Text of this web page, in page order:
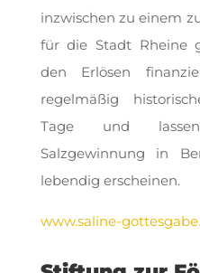
inzwischen zu einem
für die Stadt Rheine
den Erlösen
regelmäßig
Tage und
Salzgewinnung in
lebendig erscheinen.
www.saline-